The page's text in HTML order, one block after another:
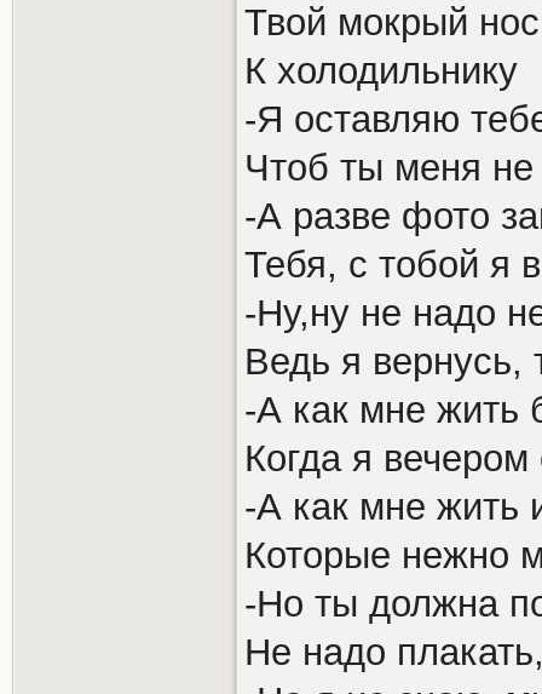
Твой мокрый
К холодильнику
-Я оставляю
Чтоб ты меня
-А разве фото
Тебя, с тобой я
-Ну,ну не надо
Ведь я вернусь,
-А как мне жить
Когда я
-А как мне жить
Которые нежно
-Но ты должна
Не надо